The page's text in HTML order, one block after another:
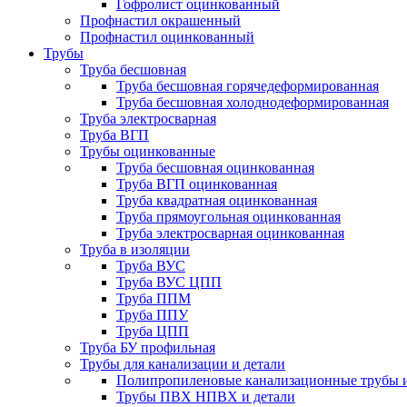
Гофролист оцинкованный
Профнастил окрашенный
Профнастил оцинкованный
Трубы
Труба бесшовная
Труба бесшовная горячедеформированная
Труба бесшовная холоднодеформированная
Труба электросварная
Труба ВГП
Трубы оцинкованные
Труба бесшовная оцинкованная
Труба ВГП оцинкованная
Труба квадратная оцинкованная
Труба прямоугольная оцинкованная
Труба электросварная оцинкованная
Труба в изоляции
Труба ВУС
Труба ВУС ЦПП
Труба ППМ
Труба ППУ
Труба ЦПП
Труба БУ профильная
Трубы для канализации и детали
Полипропиленовые канализационные трубы
Трубы ПВХ НПВХ и детали